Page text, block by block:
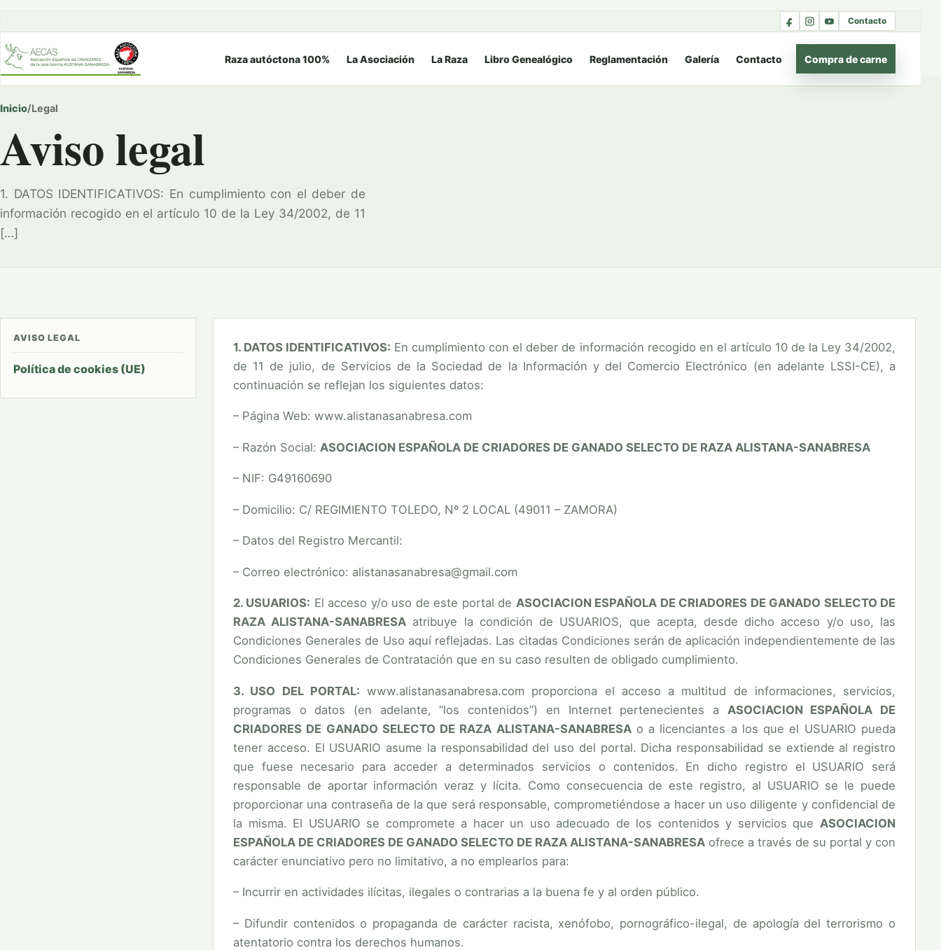
Contacto
Raza autóctona 100% La Asociación La Raza Libro Genealógico Reglamentación Galería Contacto Compra de carne
Inicio/Legal
Aviso legal
1. DATOS IDENTIFICATIVOS: En cumplimiento con el deber de
información recogido en el artículo 10 de la Ley 34/2002, de 11
[…]
AVISO LEGAL
Política de cookies (UE)
1. DATOS IDENTIFICATIVOS: En cumplimiento con el deber de información recogido en el artículo 10 de la Ley 34/2002,
de 11 de julio, de Servicios de la Sociedad de la Información y del Comercio Electrónico (en adelante LSSI-CE), a
continuación se reflejan los siguientes datos:
– Página Web: www.alistanasanabresa.com
– Razón Social: ASOCIACION ESPAÑOLA DE CRIADORES DE GANADO SELECTO DE RAZA ALISTANA-SANABRESA
– NIF: G49160690
– Domicilio: C/ REGIMIENTO TOLEDO, Nº 2 LOCAL (49011 – ZAMORA)
– Datos del Registro Mercantil:
– Correo electrónico: alistanasanabresa@gmail.com
2. USUARIOS: El acceso y/o uso de este portal de ASOCIACION ESPAÑOLA DE CRIADORES DE GANADO SELECTO DE
RAZA ALISTANA-SANABRESA atribuye la condición de USUARIOS, que acepta, desde dicho acceso y/o uso, las
Condiciones Generales de Uso aquí reflejadas. Las citadas Condiciones serán de aplicación independientemente de las
Condiciones Generales de Contratación que en su caso resulten de obligado cumplimiento.
3. USO DEL PORTAL: www.alistanasanabresa.com proporciona el acceso a multitud de informaciones, servicios,
programas o datos (en adelante, “los contenidos”) en Internet pertenecientes a ASOCIACION ESPAÑOLA DE
CRIADORES DE GANADO SELECTO DE RAZA ALISTANA-SANABRESAo a licenciantes a los que el USUARIO pueda
tener acceso. El USUARIO asume la responsabilidad del uso del portal. Dicha responsabilidad se extiende al registro
que fuese necesario para acceder a determinados servicios o contenidos. En dicho registro el USUARIO será
responsable de aportar información veraz y lícita. Como consecuencia de este registro, al USUARIO se le puede
proporcionar una contraseña de la que será responsable, comprometiéndose a hacer un uso diligente y confidencial de
la misma. El USUARIO se compromete a hacer un uso adecuado de los contenidos y servicios que ASOCIACION
ESPAÑOLA DE CRIADORES DE GANADO SELECTO DE RAZA ALISTANA-SANABRESA ofrece a través de su portal y con
carácter enunciativo pero no limitativo, a no emplearlos para:
– Incurrir en actividades ilícitas, ilegales o contrarias a la buena fe y al orden público.
– Difundir contenidos o propaganda de carácter racista, xenófobo, pornográfico-ilegal, de apología del terrorismo o
atentatorio contra los derechos humanos.